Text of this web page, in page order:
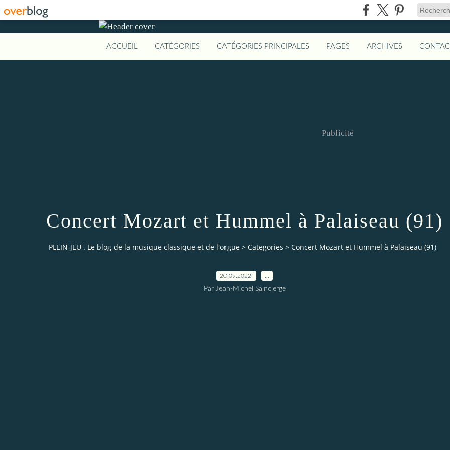
ACCUEIL CATÉGORIES CATÉGORIES PRINCIPALES PAGES ARCHIVES
Publicité
Concert Mozart et Hummel à Palaiseau (91)
PLEIN-JEU . Le blog de la musique classique et de l'orgue > Categories > Concert Mozart et Hummel à Palaiseau (91)
20.09.2022
Par Jean-Michel Saincierge